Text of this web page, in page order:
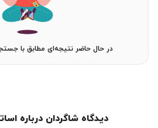
در حال حاضر نتیجه‌ای مطابق با
دیدگاه شاگردان درباره